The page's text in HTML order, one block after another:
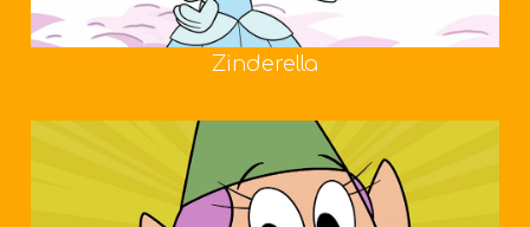
Zinderella